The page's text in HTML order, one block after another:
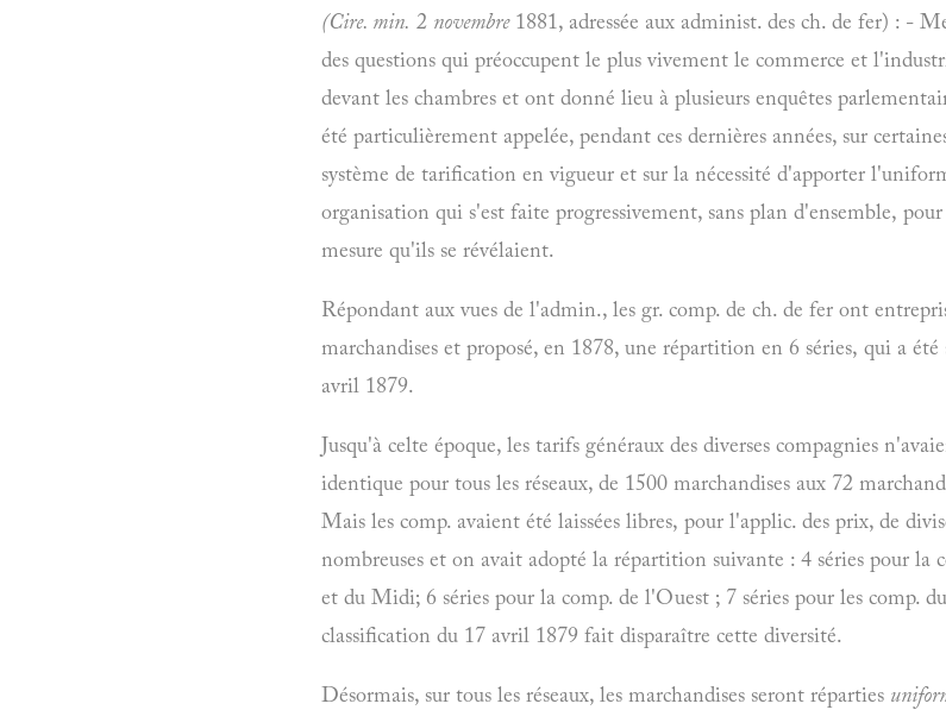
(Cire. min. 2 novembre1881, adressée aux administ. des ch. de fer) : -
des questions qui préoccupent le plus vivement le commerce et
devant les chambres et ont donné lieu à plusieurs enquêtes
été particulièrement appelée, pendant ces dernières années, sur
système de tarification en vigueur et sur la nécessité d'apporter
organisation qui s'est faite progressivement, sans plan d'ensemble,
mesure qu'ils se révélaient.
Répondant aux vues de l'admin., les gr. comp. de ch. de fer ont
marchandises et proposé, en 1878, une répartition en 6 séries, qui a
avril 1879.
Jusqu'à celte époque, les tarifs généraux des diverses compagnies
identique pour tous les réseaux, de 1500 marchandises aux 72
Mais les comp. avaient été laissées libres, pour l'applic. des prix, de
nombreuses et on avait adopté la répartition suivante : 4 séries pour la
et du Midi; 6 séries pour la comp. de l'Ouest ; 7 séries pour les comp.
classification du 17 avril 1879 fait disparaître cette diversité.
Désormais, sur tous les réseaux, les marchandises seront réparties